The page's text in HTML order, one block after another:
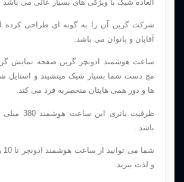
العاده شیک با ویژگی های بسیار عالی می باشد .
شرکت گرین آن را به گونه ای طراحی
آقایان و بانوان می باشد.
ساعت هوشمند ادونچر گرین صفحه نمایش
مچ دست شما بسیار شیک مینشیند و استایل
ها و دور همی هایتان منحصربه فرد می کند.
ظرفیت باتری
باشد .
و لذت ببرید.